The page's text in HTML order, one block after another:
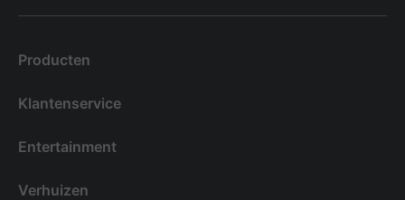
Producten
Klantenservice
Entertainment
Verhuizen